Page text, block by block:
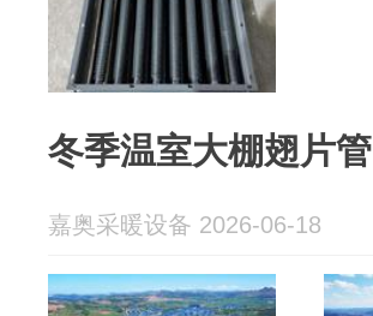
冬季温室大棚翅片管
嘉奥采暖设备 2026-06-18